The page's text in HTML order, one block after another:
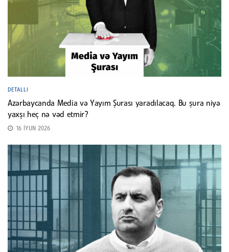
DETALLI
Azərbaycanda Media və Yayım Şurası yaradılacaq. Bu şura niyə
yaxşı heç nə vəd etmir?
16 İYUN 2026